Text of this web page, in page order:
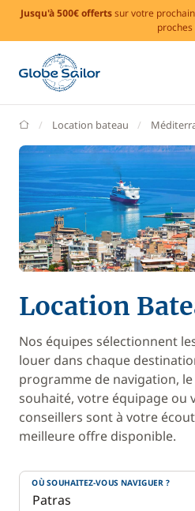
Jusqu'à 500€ offertssur votre
proches
GlobeSailor
Location bateau
Location
Nos équipes sélectionnent
louer dans chaque
programme de navigation,
souhaité, votre équipage ou
conseillers sont à votre
meilleure offre disponible.
OÙ SOUHAITEZ-VOUS NAVIGUER ?